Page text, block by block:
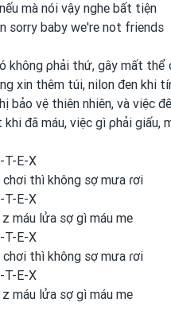
mà nói vậy nghe bất tiện
sorry baby we're not friends
không ρhải thứ, gây mất thể
xin thêm túi, nilon đen khi
bảo vệ thiên nhiên, và việc
khi đã máu, việc gì ρhải giấu,
T-E-X
chơi thì không sợ mưa ɾơi
T-E-X
z máu lửa sợ gì máu me
T-E-X
chơi thì không sợ mưa ɾơi
T-E-X
z máu lửa sợ gì máu me